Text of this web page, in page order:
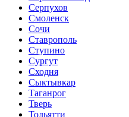
Серпухов
Смоленск
Сочи
Ставрополь
Ступино
Сургут
Сходня
Сыктывкар
Таганрог
Тверь
Тольятти